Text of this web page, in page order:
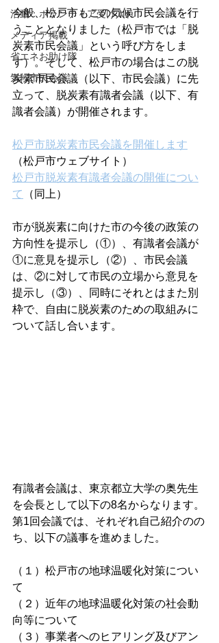
活動：ボランティア受け入れ
メディア掲載
省エネお助け隊
気候市民会議
今般、松戸市もこの気候市民会議を行
うこととなりました（松戸市では「脱
炭素市民会議」という呼び方をしま
す）。そして、松戸市の場合はこの脱
炭素市民会議（以下、市民会議）に先
立って、脱炭素有識者会議（以下、有
識者会議）が開催されます。
松戸市脱炭素市民会議を開催します
（松戸市ウェブサイト）
松戸市脱炭素有識者会議の開催につい
て
（同上）
市が脱炭素に向けた市の今後の政策の
方向性を提示し（①）、有識者会議が
①に意見を提示し（②）、市民会議
は、②に対して市民の立場から意見を
提示し（③）、同時にそれとはまた別
枠で、自由に脱炭素のための取組みに
ついて話し合います。
有識者会議は、東京都立大学の奥先生
を会長として以下の8名からなります。
第1回会議では、それぞれ自己紹介のの
ち、以下の議事を進めました。
（１）松戸市の地球温暖化対策につい
て
（２）近年の地球温暖化対策の社会動
向等について
（３）事業者へのヒアリング及びアン